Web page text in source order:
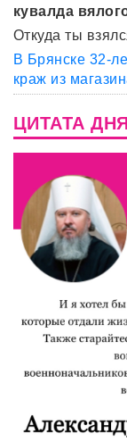
кувалда
Откуда ты
В Брянске 32-
краж из
ЦИТАТА ДНЯ